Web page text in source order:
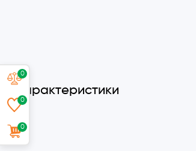
0
0
0
Характеристики